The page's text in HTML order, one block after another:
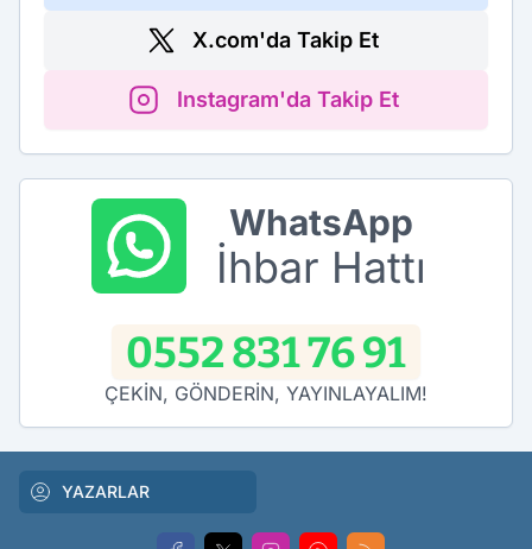
X.com'da Takip Et
Instagram'da Takip Et
WhatsApp
İhbar Hattı
0552 831 76 91
ÇEKİN, GÖNDERİN, YAYINLAYALIM!
YAZARLAR